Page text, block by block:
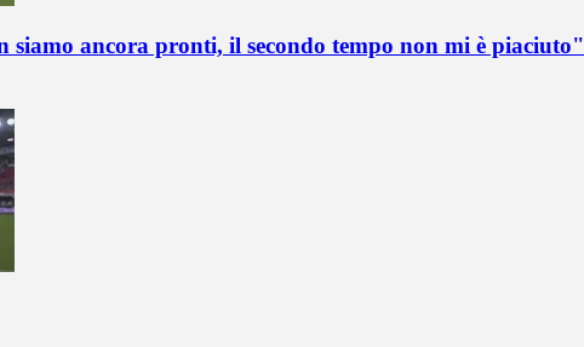
ancora pronti, il secondo tempo non mi è piaciuto"